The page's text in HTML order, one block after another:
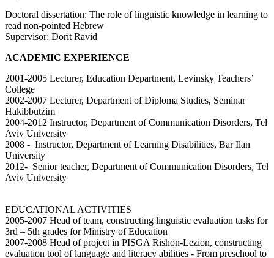
Doctoral dissertation: The role of linguistic knowledge in learning to
read non-pointed Hebrew
Supervisor: Dorit Ravid
ACADEMIC EXPERIENCE
2001-2005 Lecturer, Education Department, Levinsky Teachers’
College
2002-2007 Lecturer, Department of Diploma Studies, Seminar
Hakibbutzim
2004-2012 Instructor, Department of Communication Disorders, Tel
Aviv University
2008 - Instructor, Department of Learning Disabilities, Bar Ilan
University
2012- Senior teacher, Department of Communication Disorders, Tel
Aviv University
EDUCATIONAL ACTIVITIES
2005-2007 Head of team, constructing linguistic evaluation tasks for
3rd – 5th grades for Ministry of Education
2007-2008 Head of project in PISGA Rishon-Lezion, constructing
evaluation tool of language and literacy abilities - From preschool to